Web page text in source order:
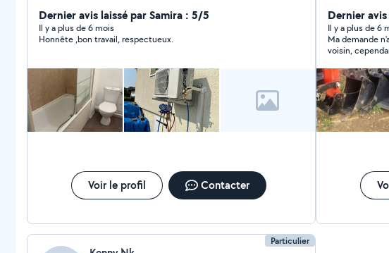
surprise Matériel pro + interventions soignées Réactif :
dispo rapide pour dépannage urgent
Dernier avis laissé par Samira : 5/5
Il y a plus de 6 mois
Honnête ,bon travail, respectueux.
Voir le profil Contacter
Dernier
Il y a plus de 6
Ma demande
voisin,
Particulier